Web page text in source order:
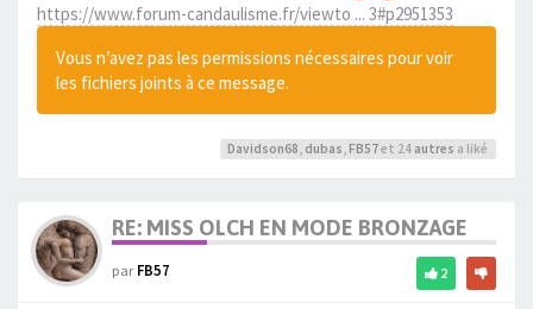
https://www.forum-candaulisme.fr/viewto ... 3#p2951353
Vous n’avez pas les permissions nécessaires pour voir
les fichiers joints à ce message.
Davidson68 dubas FB57et 24 autres a liké
RE: MISS OLCH EN MODE BRONZAGE
parFB57 2